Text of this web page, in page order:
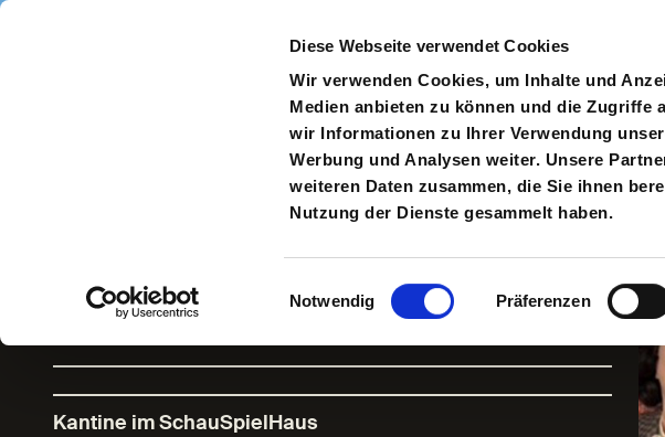
Diese Webseite verwendet Cookies
Wir verwenden Cookies, um Inhalte und
Medien anbieten zu können und die Zugriffe
wir Informationen zu Ihrer Verwendung
Werbung und Analysen weiter. Unsere
weiteren Daten zusammen, die Sie ihnen
Nutzung der Dienste gesammelt haben.
Einwilligungsauswahl
Notwendig Präferenzen
Direkt zum Inhalt
Spielplan Toggle
Tante Esther late
ein!
Kantine im SchauSpielHaus